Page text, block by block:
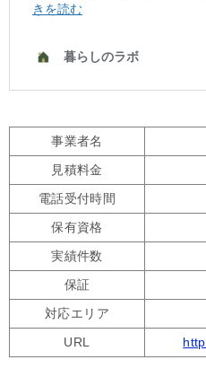
事業者名
見積料金
電話受付時間
保有資格
実績件数
保証
対応エリア
URL